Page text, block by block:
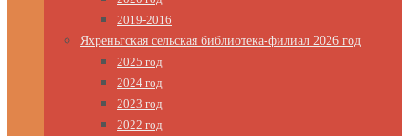
2019-2016
Яхреньгская сельская библиотека-филиал 2026 год
2025 год
2024 год
2023 год
2022 год